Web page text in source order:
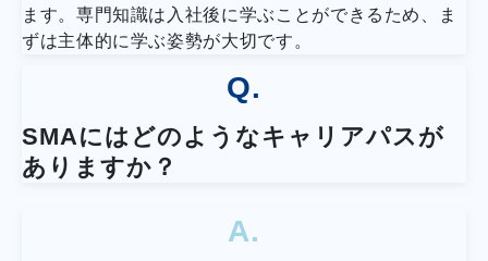
ます。専門知識は入社後に学ぶことができるため、ま
ずは主体的に学ぶ姿勢が大切です。
Q.
SMAにはどのようなキャリアパスが
ありますか？
A.